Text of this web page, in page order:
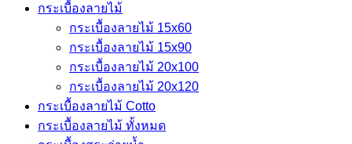
กระเบื้องลายไม้
กระเบื้องลายไม้ 15x60
กระเบื้องลายไม้ 15x90
กระเบื้องลายไม้ 20x100
กระเบื้องลายไม้ 20x120
กระเบื้องลายไม้ Cotto
กระเบื้องลายไม้ ทั้งหมด